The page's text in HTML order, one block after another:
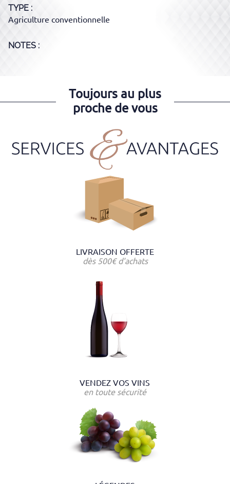
TYPE
Agriculture conventionnelle
NOTES :
Toujours au plus
proche de vous
LIVRAISON OFFERTE
dès 500€ d'achats
VENDEZ VOS VINS
en toute sécurité